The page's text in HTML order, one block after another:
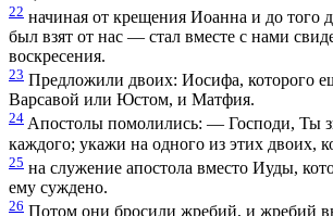
22 начиная от крещения Иоанна и до того
был взят от нас — стал вместе с нами
воскресения.
23 Предложили двоих: Иосифа, которого
Варсавой или Юстом, и Матфия.
24 Aпостолы помолились: — Господи, Ты
каждого; укажи на одного из этих двоих,
25 на служение апостола вместо Иуды,
ему суждено.
26 Потом они бросили жребий, и жребий